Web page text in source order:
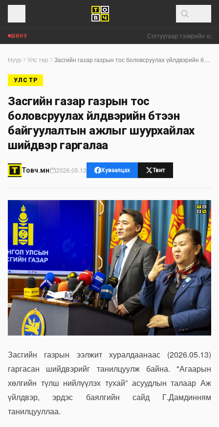
ШИНЭ Согтуугаар тээврийн
Нүүр Улс төр
УЛС ТӨР
Засгийн газар газрын тос
боловсруулах үйлдвэрийн бүтээн
байгуулалтын ажлыг шуурхайлах
шийдвэр гаргалаа
Товч.мн 2026.05.13 Хуваалцах Твит
Засгийн газрын ээлжит хуралдаанаас (2026.05.13)
гаргасан шийдвэрийг танилцуулж байна. "Агаарын
хөлгийн түлш нийлүүлэх тухай” асуудлын талаар Аж
үйлдвэр, эрдэс баялгийн сайд Г.Дамдинням
танилцууллаа.